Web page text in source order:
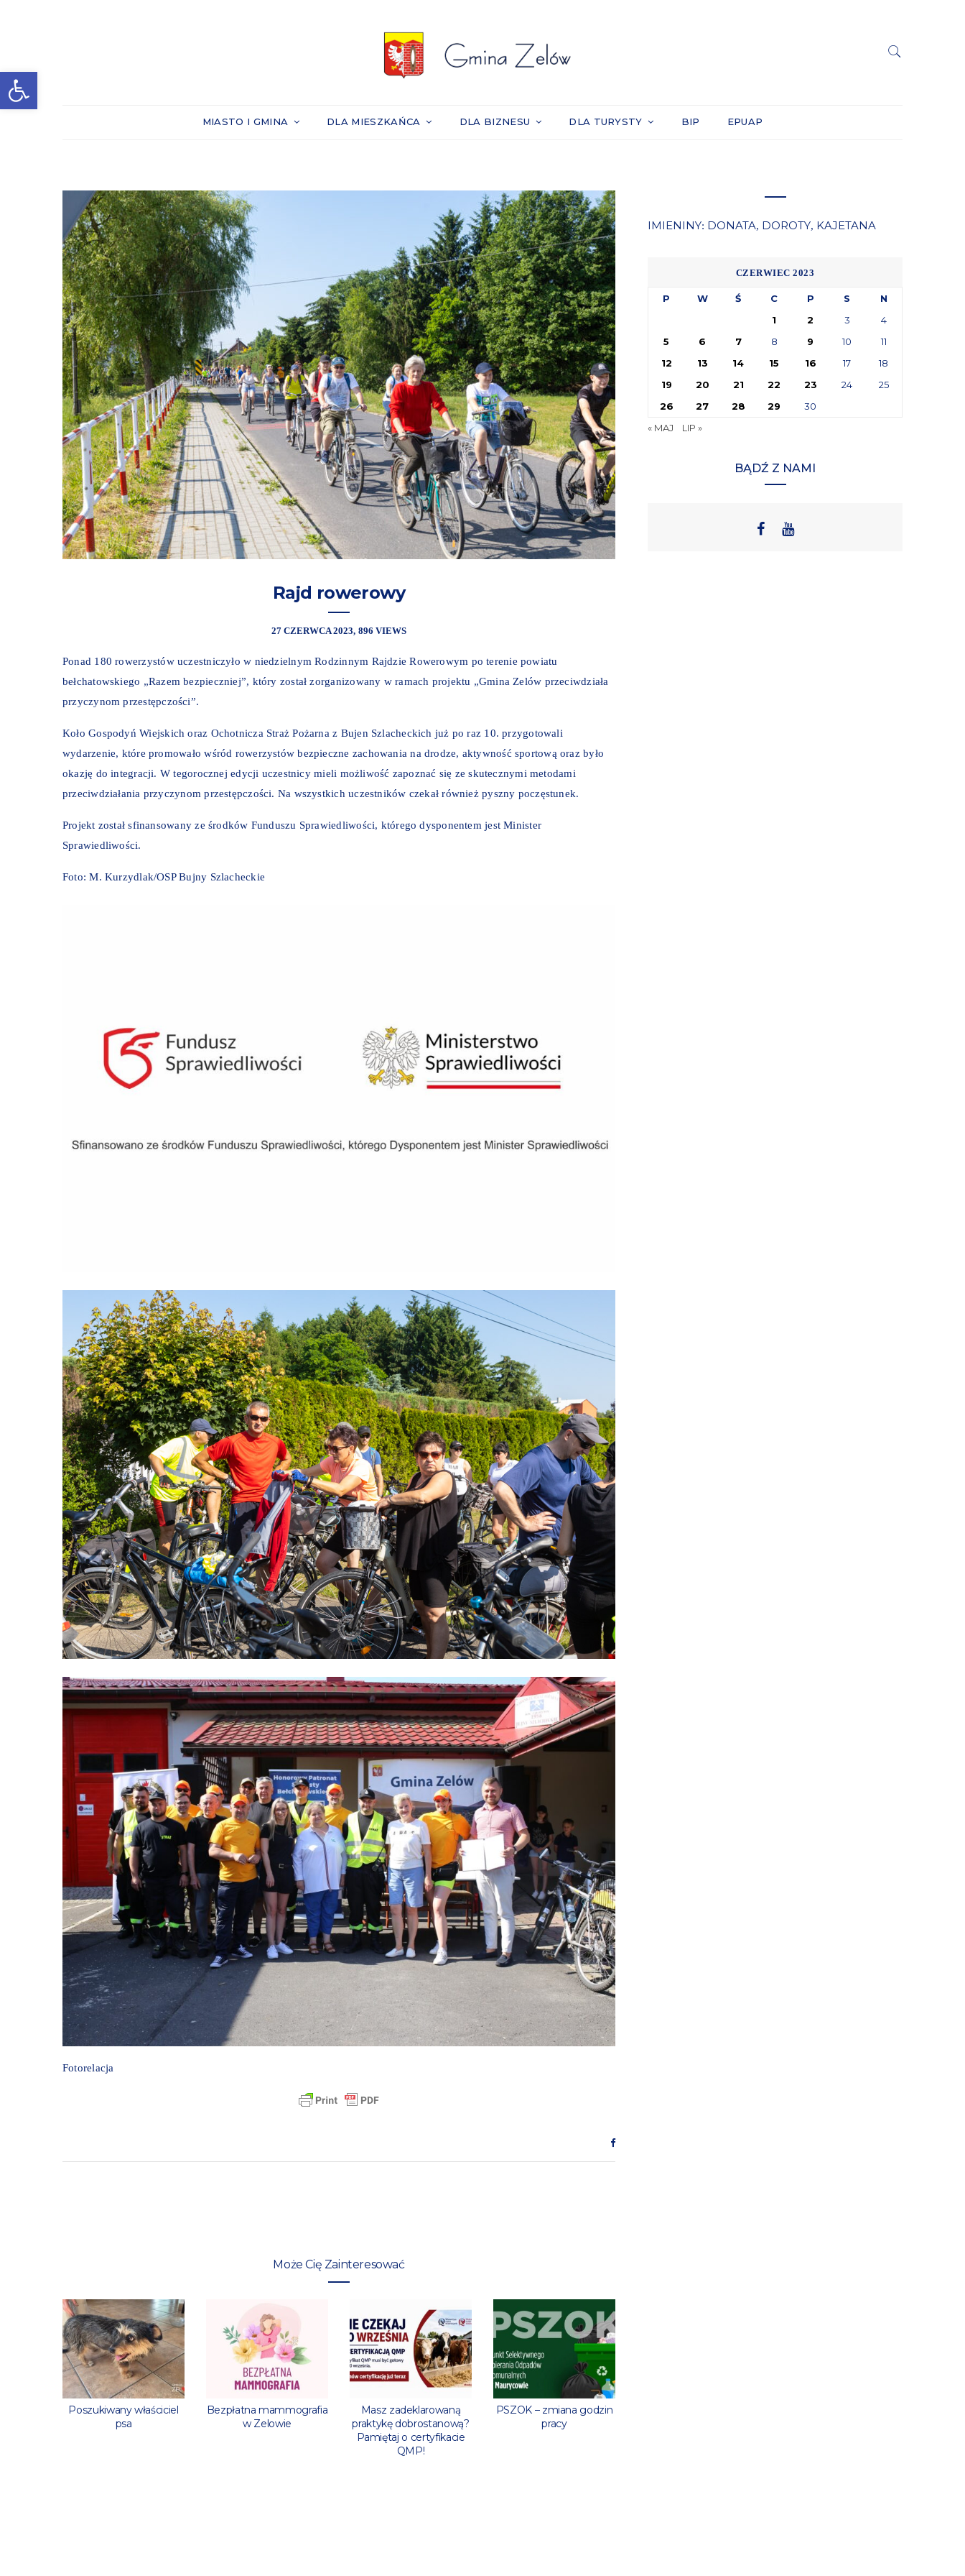
Otwórz pasek narzędzi
MIASTO I GMINA DLA MIESZKAŃCA DLA BIZNESU DLA TURYSTY BIP EPUAP
Rajd rowerowy
27 CZERWCA 2023 896 VIEWS
Ponad 180 rowerzystów uczestniczyło w niedzielnym Rodzinnym Rajdzie Rowerowym po terenie powiatu
bełchatowskiego „Razem bezpieczniej”, który został zorganizowany w ramach projektu „Gmina Zelów przeciwdziała
przyczynom przestępczości”.
Koło Gospodyń Wiejskich oraz Ochotnicza Straż Pożarna z Bujen Szlacheckich już po raz 10. przygotowali
wydarzenie, które promowało wśród rowerzystów bezpieczne zachowania na drodze, aktywność sportową oraz było
okazję do integracji. W tegorocznej edycji uczestnicy mieli możliwość zapoznać się ze skutecznymi metodami
przeciwdziałania przyczynom przestępczości. Na wszystkich uczestników czekał również pyszny poczęstunek.
Projekt został sfinansowany ze środków Funduszu Sprawiedliwości, którego dysponentem jest Minister
Sprawiedliwości.
Foto: M. Kurzydlak/OSP Bujny Szlacheckie
Fotorelacja
Może Cię Zainteresować
Poszukiwany właściciel
psa
Bezpłatna mammografia
w Zelowie
Masz zadeklarowaną
praktykę dobrostanową?
Pamiętaj o certyfikacie
QMP!
PSZOK – zmiana godzin
pracy
IMIENINY: DONATA, DOROTY, KAJETANA
CZERWIEC 2023
P W Ś C P S
N
1
2 3
4
5
6 7 8 9 10
11
12
13 14 15 16 17
18
19
20 21 22 23 24
25
26
27 28 29
30
« MAJ
LIP »
BĄDŹ Z NAMI